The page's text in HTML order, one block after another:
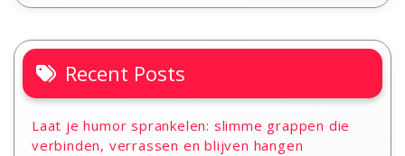
Recent Posts
Laat je humor sprankelen: slimme grappen die
verbinden, verrassen en blijven hangen